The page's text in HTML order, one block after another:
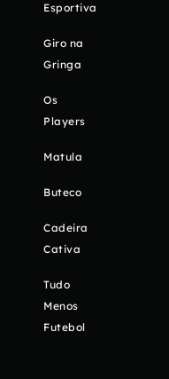
Esportiva
Giro na
Gringa
Os
Players
Matula
Buteco
Cadeira
Cativa
Tudo
Menos
Futebol